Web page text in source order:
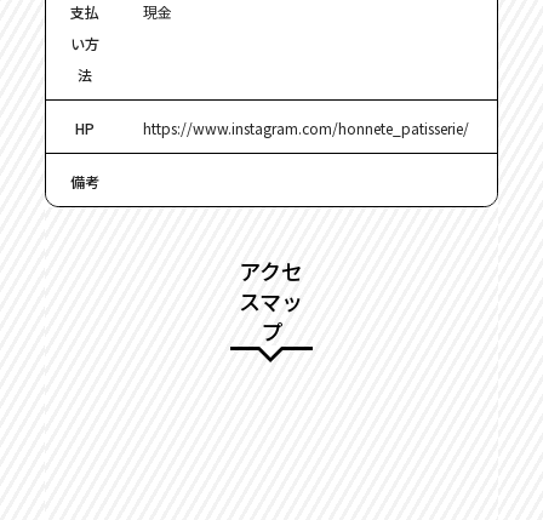
支払
い方
法
現金
HP https://www.instagram.com/honnete_patisserie/
備考
アクセ
スマッ
プ